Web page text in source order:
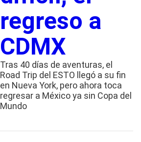
regreso a
CDMX
Tras 40 días de aventuras, el
Road Trip del ESTO llegó a su fin
en Nueva York, pero ahora toca
regresar a México ya sin Copa del
Mundo